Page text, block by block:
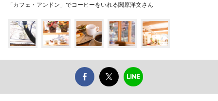
「カフェ・アンドン」でコーヒーをいれる関原洋文さん